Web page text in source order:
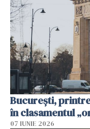
București,
în clasamentul
07 IUNIE 2026